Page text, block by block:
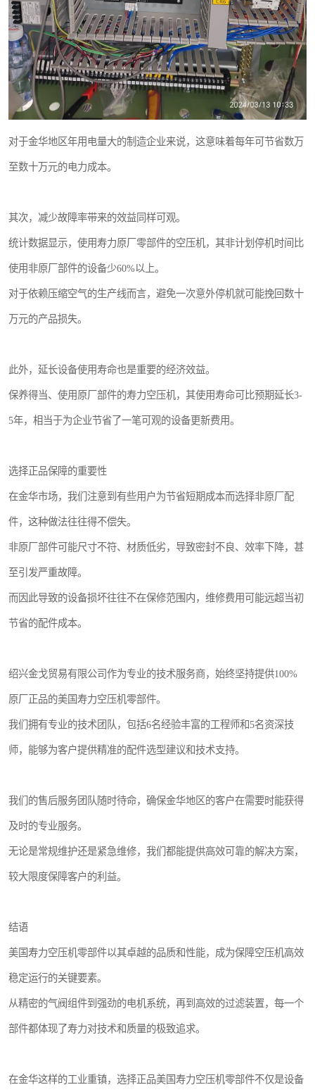
对于金华地区年用电量大的制造企业来说，这意味着每年可节省数万
至数十万元的电力成本。
其次，减少故障率带来的效益同样可观。
统计数据显示，使用寿力原厂零部件的空压机，其非计划停机时间比
使用非原厂部件的设备少60%以上。
对于依赖压缩空气的生产线而言，避免一次意外停机就可能挽回数十
万元的产品损失。
此外，延长设备使用寿命也是重要的经济效益。
保养得当、使用原厂部件的寿力空压机，其使用寿命可比预期延长3-
5年，相当于为企业节省了一笔可观的设备更新费用。
选择正品保障的重要性
在金华市场，我们注意到有些用户为节省短期成本而选择非原厂配
件，这种做法往往得不偿失。
非原厂部件可能尺寸不符、材质低劣，导致密封不良、效率下降，甚
至引发严重故障。
而因此导致的设备损坏往往不在保修范围内，维修费用可能远超当初
节省的配件成本。
绍兴金戈贸易有限公司作为专业的技术服务商，始终坚持提供100%
原厂正品的美国寿力空压机零部件。
我们拥有专业的技术团队，包括6名经验丰富的工程师和5名资深技
师，能够为客户提供精准的配件选型建议和技术支持。
我们的售后服务团队随时待命，确保金华地区的客户在需要时能获得
及时的专业服务。
无论是常规维护还是紧急维修，我们都能提供高效可靠的解决方案，
较大限度保障客户的利益。
结语
美国寿力空压机零部件以其卓越的品质和性能，成为保障空压机高效
稳定运行的关键要素。
从精密的气阀组件到强劲的电机系统，再到高效的过滤装置，每一个
部件都体现了寿力对技术和质量的极致追求。
在金华这样的工业重镇，选择正品美国寿力空压机零部件不仅是设备